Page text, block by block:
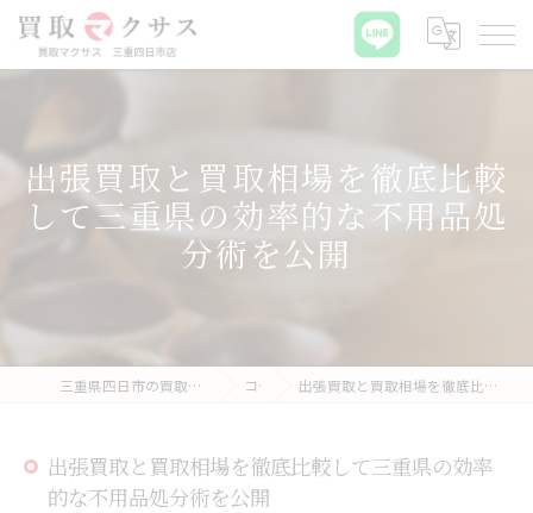
出張買取と買取相場を徹底比較
して三重県の効率的な不用品処
分術を公開
三重県四日市の買取なら買取マクサス 三重四日市店 コラム 出張買取と買取相場を徹底比較して三重県の効率的な不用品処分術を公開
出張買取と買取相場を徹底比較して三重県の効率
的な不用品処分術を公開